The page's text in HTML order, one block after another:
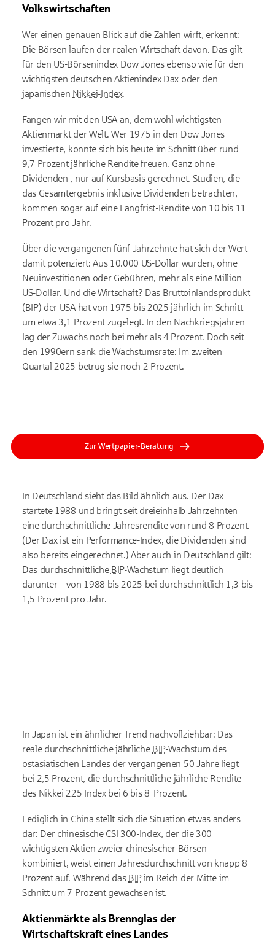
Volkswirtschaften
Wer einen genauen Blick auf die Zahlen wirft, erkennt:
Die Börsen laufen der realen Wirtschaft davon. Das gilt
für den US-Börsenindex Dow Jones ebenso wie für den
wichtigsten deutschen Aktienindex Dax oder den
japanischen Nikkei-Index.
Fangen wir mit den USA an, dem wohl wichtigsten
Aktienmarkt der Welt. Wer 1975 in den Dow Jones
investierte, konnte sich bis heute im Schnitt über rund
9,7 Prozent jährliche Rendite freuen. Ganz ohne
Dividenden , nur auf Kursbasis gerechnet. Studien, die
das Gesamtergebnis inklusive Dividenden betrachten,
kommen sogar auf eine Langfrist-Rendite von 10 bis 11
Prozent pro Jahr.
Über die vergangenen fünf Jahrzehnte hat sich der Wert
damit potenziert: Aus 10.000 US-Dollar wurden, ohne
Neuinvestitionen oder Gebühren, mehr als eine Million
US-Dollar. Und die Wirtschaft? Das Bruttoinlandsprodukt
(BIP) der USA hat von 1975 bis 2025 jährlich im Schnitt
um etwa 3,1 Prozent zugelegt. In den Nachkriegsjahren
lag der Zuwachs noch bei mehr als 4 Prozent. Doch seit
den 1990ern sank die Wachstumsrate: Im zweiten
Quartal 2025 betrug sie noch 2 Prozent.
Zur Wertpapier-Beratung
In Deutschland sieht das Bild ähnlich aus. Der Dax
startete 1988 und bringt seit dreieinhalb Jahrzehnten
eine durchschnittliche Jahresrendite von rund 8 Prozent.
(Der Dax ist ein Performance-Index, die Dividenden sind
also bereits eingerechnet.) Aber auch in Deutschland gilt:
Das durchschnittliche BIP-Wachstum liegt deutlich
darunter– von 1988 bis 2025 bei durchschnittlich 1,3 bis
1,5 Prozent pro Jahr.
In Japan ist ein ähnlicher Trend nachvollziehbar: Das
reale durchschnittliche jährliche BIP-Wachstum des
ostasiatischen Landes der vergangenen 50 Jahre liegt
bei 2,5 Prozent, die durchschnittliche jährliche Rendite
des Nikkei 225 Index bei 6 bis 8 Prozent.
Lediglich in China stellt sich die Situation etwas anders
dar: Der chinesische CSI 300-Index, der die 300
wichtigsten Aktien zweier chinesischer Börsen
kombiniert, weist einen Jahresdurchschnitt von knapp 8
Prozent auf. Während das BIPim Reich der Mitte im
Schnitt um 7 Prozent gewachsen ist.
Aktienmärkte als Brennglas der
Wirtschaftskraft eines Landes